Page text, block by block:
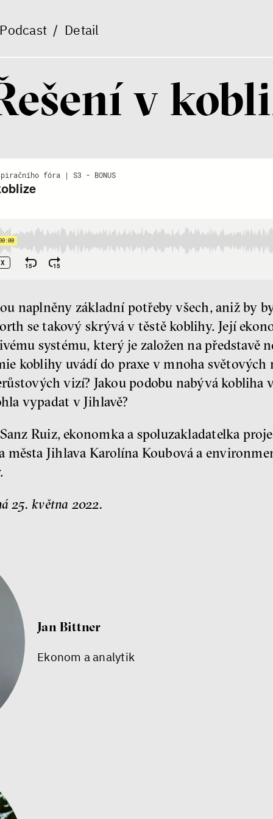
Podcast / Detail
v
naplněny základní potřeby všech, aniž by
se takový skrývá v těstě koblihy. Její
systému, který je založen na představě
koblihy uvádí do praxe v mnoha
vizí? Jakou podobu nabývá kobliha
vypadat v Jihlavě?
Ruiz, ekonomka a spoluzakladatelka
Jihlava Karolína Koubová a
25. května 2022.
Jan Bittner
Ekonom a analytik